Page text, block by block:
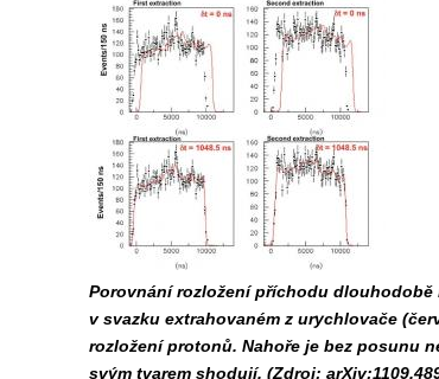
Porovnání rozložení příchodu
v svazku extrahovaném z urychlovače
rozložení protonů. Nahoře je bez posunu
svým tvarem shodují. (Zdroj: